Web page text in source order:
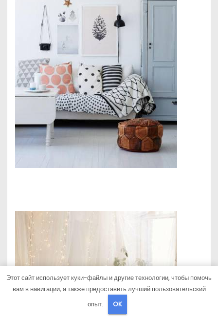
Этот сайт использует куки-файлы и другие технологии, чтобы помочь
вам в навигации, а также предоставить лучший пользовательский
опыт.
OK